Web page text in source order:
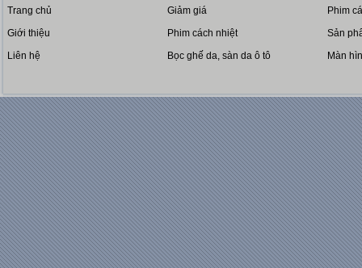
Trang chủ
Giới thiệu
Liên hệ
Giảm giá
Phim cách nhiệt
Bọc ghế da, sàn da ô tô
Phim
Sản
Màn